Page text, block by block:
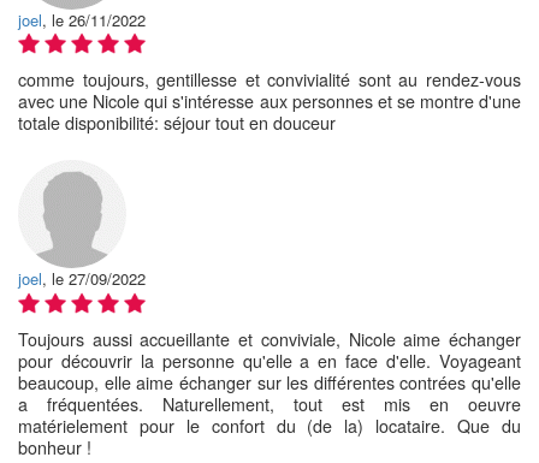
joel, le 26/11/2022
comme toujours, gentillesse et convivialité sont au rendez-vous
avec une Nicole qui s'intéresse aux personnes et se montre d'une
totale disponibilité: séjour tout en douceur
joel, le 27/09/2022
Toujours aussi accueillante et conviviale, Nicole aime échanger
pour découvrir la personne qu'elle a en face d'elle. Voyageant
beaucoup, elle aime échanger sur les différentes contrées qu'elle
a fréquentées. Naturellement, tout est mis en oeuvre
matérielement pour le confort du (de la) locataire. Que du
bonheur !